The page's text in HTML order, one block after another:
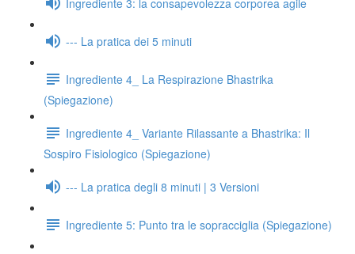
--- La pratica dei 5 minuti
Ingrediente 4_ La Respirazione Bhastrika
(Spiegazione)
Ingrediente 4_ Variante Rilassante a Bhastrika: Il
Sospiro Fisiologico (Spiegazione)
--- La pratica degli 8 minuti | 3 Versioni
Ingrediente 5: Punto tra le sopracciglia (Spiegazione)